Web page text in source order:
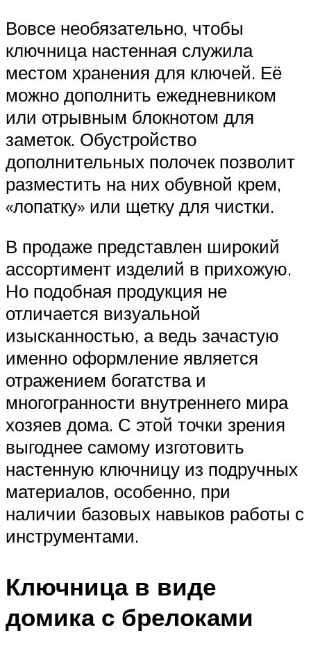
Вовсе необязательно, чтобы
ключница настенная служила
местом хранения для ключей. Её
можно дополнить ежедневником
или отрывным блокнотом для
заметок. Обустройство
дополнительных полочек позволит
разместить на них обувной крем,
«лопатку» или щетку для чистки.
В продаже представлен широкий
ассортимент изделий в прихожую.
Но подобная продукция не
отличается визуальной
изысканностью, а ведь зачастую
именно оформление является
отражением богатства и
многогранности внутреннего мира
хозяев дома. С этой точки зрения
выгоднее самому изготовить
настенную ключницу из подручных
материалов, особенно, при
наличии базовых навыков работы с
инструментами.
Ключница в виде
домика с брелоками